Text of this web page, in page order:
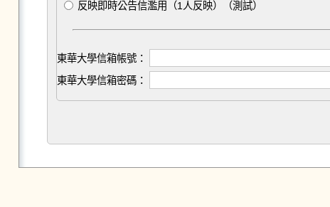
反映即時公告信濫用（1人反映）（測試）
東華大學信箱帳號：
東華大學信箱密碼：